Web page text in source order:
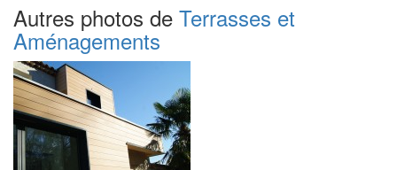
Autres photos de Terrasses et
Aménagements